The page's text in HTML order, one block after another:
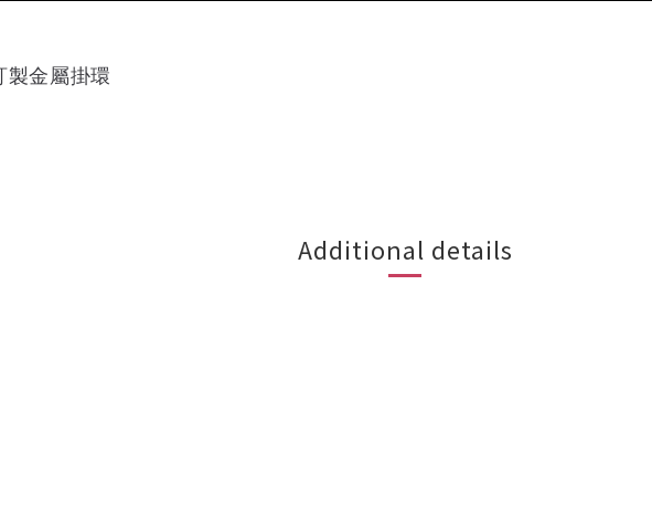
金屬掛環
Additional details